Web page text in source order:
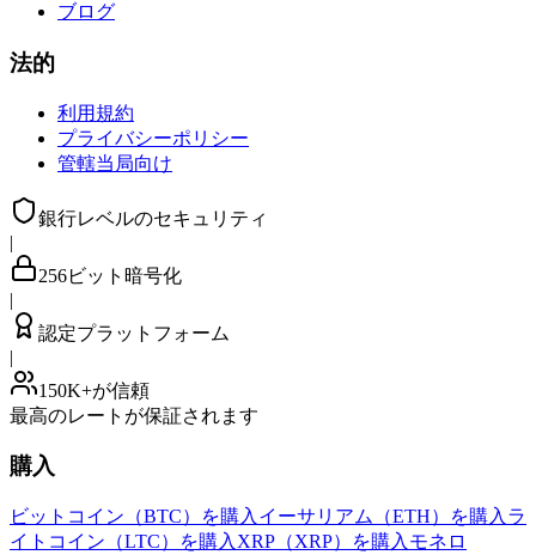
ブログ
法的
利用規約
プライバシーポリシー
管轄当局向け
銀行レベルのセキュリティ
|
256ビット暗号化
|
認定プラットフォーム
|
150K+が信頼
最高のレートが保証されます
購入
ビットコイン（BTC）を購入 イーサリアム（ETH）を購入 ラ
イトコイン（LTC）を購入 XRP（XRP）を購入 モネロ